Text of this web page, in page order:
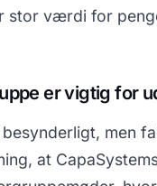
stor værdi for
er vigtig for
men
at